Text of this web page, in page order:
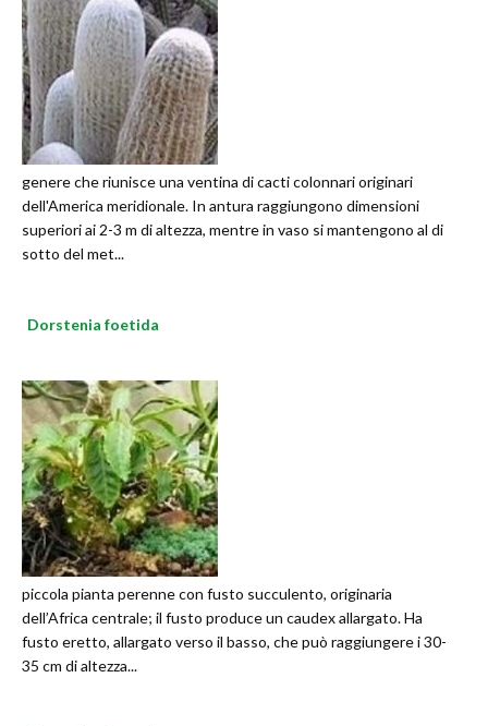
genere che riunisce una ventina di cacti colonnari originari
dell'America meridionale. In antura raggiungono dimensioni
superiori ai 2-3 m di altezza, mentre in vaso si mantengono al di
sotto del met...
Dorstenia foetida
piccola pianta perenne con fusto succulento, originaria
dell’Africa centrale; il fusto produce un caudex allargato. Ha
fusto eretto, allargato verso il basso, che può raggiungere i 30-
35 cm di altezza...